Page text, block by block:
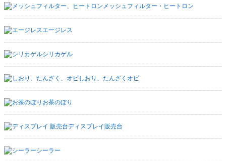
メッシュフィルター・ヒートロン
エージレス
シリカゲル
しおり、たんざくオビ
お茶のぼり
ディスプレイ販売台
シーラー